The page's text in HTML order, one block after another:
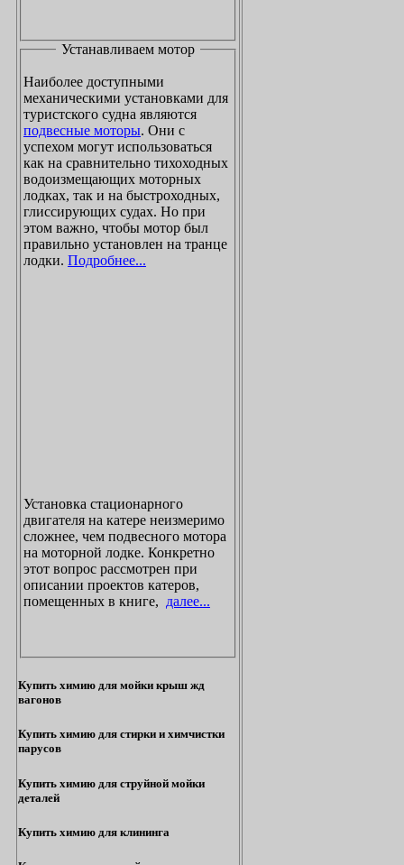
Устанавливаем мотор
Наиболее доступными
механическими установками для
туристского судна являются
подвесные моторы. Они с
успехом могут использоваться
как на сравнительно тихоходных
водоизмещающих моторных
лодках, так и на быстроходных,
глиссирующих судах. Но при
этом важно, чтобы мотор был
правильно установлен на транце
лодки. Подробнее...
Установка стационарного
двигателя на катере неизмеримо
сложнее, чем подвесного мотора
на моторной лодке. Конкретно
этот вопрос рассмотрен при
описании проектов катеров,
помещенных в книге, далее...
Купить химию для мойки крыш жд
вагонов
Купить химию для стирки и химчистки
парусов
Купить химию для струйной мойки
деталей
Купить химию для клининга